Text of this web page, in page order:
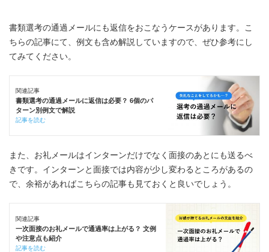
書類選考の通過メールにも返信をおこなうケースがあります。こ
ちらの記事にて、例文も含め解説していますので、ぜひ参考にし
てみてください。
関連記事
書類選考の通過メールに返信は必要？ 6個のパ
ターン別例文で解説
記事を読む
また、お礼メールはインターンだけでなく面接のあとにも送るべ
きです。インターンと面接では内容が少し変わるところがあるの
で、余裕があればこちらの記事も見ておくと良いでしょう。
関連記事
一次面接のお礼メールで通過率は上がる？ 文例
や注意点も紹介
記事を読む